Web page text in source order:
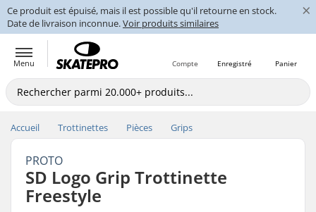
Ce produit est épuisé, mais il est possible qu'il retourne en stock.
Date de livraison inconnue.Voir produits similaires
×
Menu Panier
Enregistré
Compte
Accueil Trottinettes Pièces Grips
PROTO
SD Logo Grip Trottinette
Freestyle